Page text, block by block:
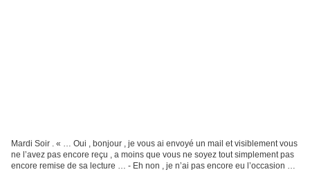
Mardi Soir . « … Oui , bonjour , je vous ai envoyé un mail et visiblement vous
ne l’avez pas encore reçu , a moins que vous ne soyez tout simplement pas
encore remise de sa lecture … - Eh non , je n’ai pas encore eu l’occasion de